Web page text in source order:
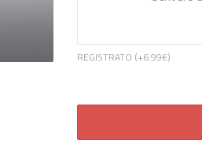
REGISTRATO (+6.99€)